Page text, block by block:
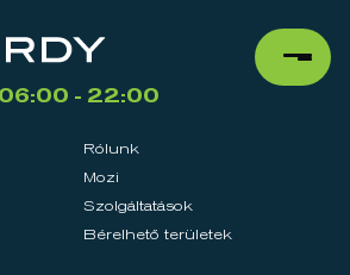
06:00 - 22:00
Rólunk
Mozi
Szolgáltatások
Bérelhető területek